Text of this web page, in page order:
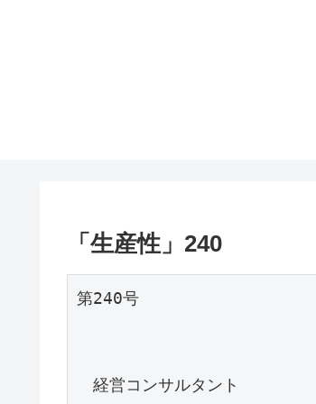
「生産性」240
第240号
経営コンサルタント